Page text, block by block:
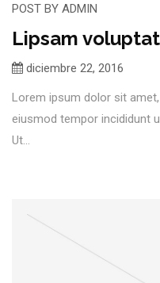
POST BY ADMIN
Lipsam
diciembre 22, 2016
Lorem ipsum dolor sit
eiusmod tempor incididunt
Ut...